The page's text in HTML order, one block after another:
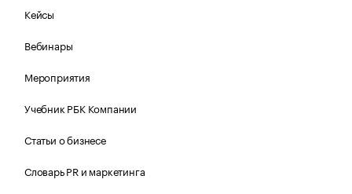
Кейсы
Вебинары
Мероприятия
Учебник РБК Компании
Статьи о бизнесе
Словарь PR и маркетинга